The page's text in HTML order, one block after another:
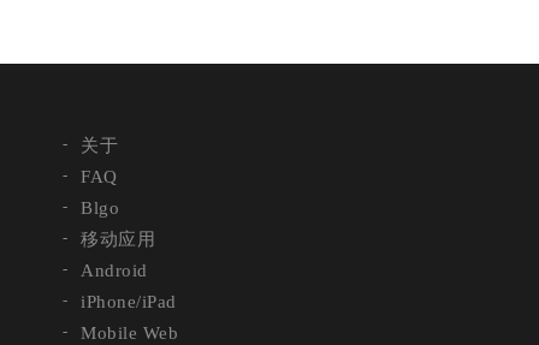
关于
FAQ
Blgo
移动应用
Android
iPhone/iPad
Mobile Web